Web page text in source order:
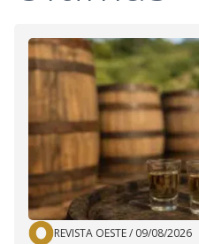
REVISTA OESTE/ 09/08/2026